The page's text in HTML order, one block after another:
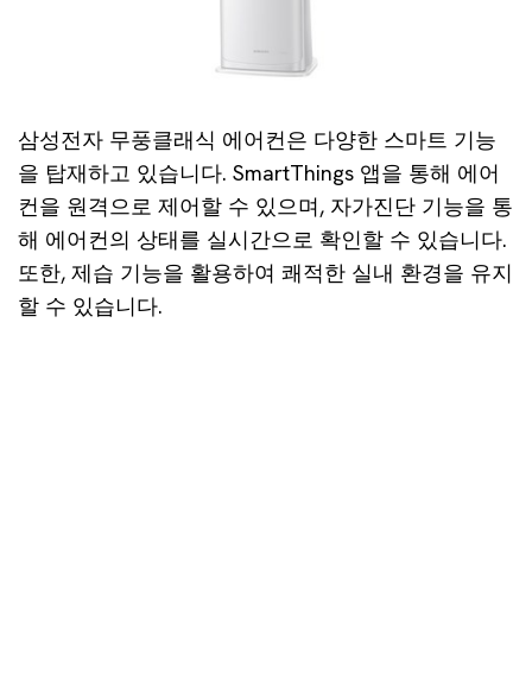
삼성전자 무풍클래식 에어컨은 다양한 스마트 기능
을 탑재하고 있습니다. SmartThings 앱을 통해 에어
컨을 원격으로 제어할 수 있으며, 자가진단 기능을 통
해 에어컨의 상태를 실시간으로 확인할 수 있습니다.
또한, 제습 기능을 활용하여 쾌적한 실내 환경을 유지
할 수 있습니다.